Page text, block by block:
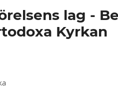
lag -
Kyrkan